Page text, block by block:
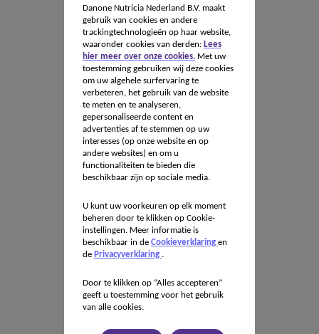
Danone Nutricia Nederland B.V. maakt
gebruik van cookies en andere
trackingtechnologieën op haar website,
waaronder cookies van derden: Lees
hier meer over onze cookies.Met uw
toestemming gebruiken wij deze cookies
om uw algehele surfervaring te
verbeteren, het gebruik van de website
te meten en te analyseren,
gepersonaliseerde content en
advertenties af te stemmen op uw
interesses (op onze website en op
andere websites) en om u
functionaliteiten te bieden die
beschikbaar zijn op sociale media.
U kunt uw voorkeuren op elk moment
beheren door te klikken op Cookie-
instellingen. Meer informatie is
beschikbaar in de Cookieverklaring en
de Privacyverklaring .
Door te klikken op “Alles accepteren”
geeft u toestemming voor het gebruik
van alle cookies.